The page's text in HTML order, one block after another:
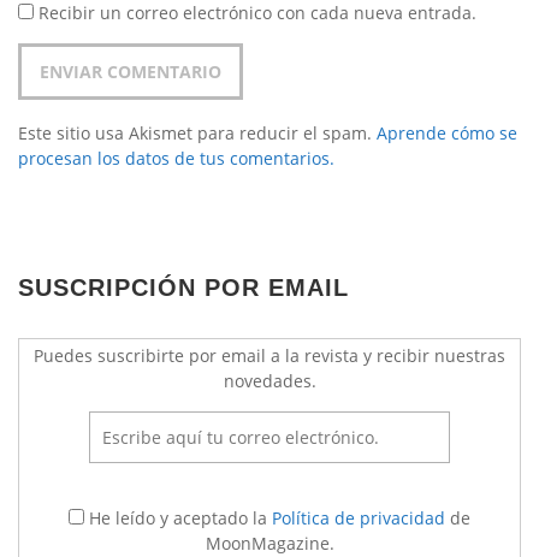
Recibir un correo electrónico con cada nueva entrada.
Este sitio usa Akismet para reducir el spam. Aprende cómo se
procesan los datos de tus comentarios.
SUSCRIPCIÓN POR EMAIL
Puedes suscribirte por email a la revista y recibir nuestras
novedades.
He leído y aceptado la Política de privacidad de
MoonMagazine.